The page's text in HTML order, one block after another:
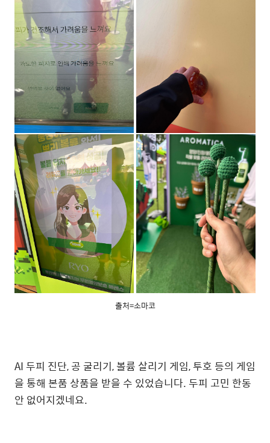
출처=소마코
AI 두피 진단, 공 굴리기, 볼륨 살리기 게임, 투호 등의 게임
을 통해 본품 상품을 받을 수 있었습니다. 두피 고민 한동
안 없어지겠네요.